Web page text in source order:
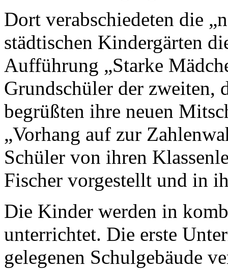
Dort verabschiedeten die
städtischen Kindergärten
Aufführung „Starke
Grundschüler der zweiten,
begrüßten ihre neuen
„Vorhang auf zur
Schüler von ihren
Fischer vorgestellt und in
Die Kinder werden in
unterrichtet. Die erste
gelegenen Schulgebäude